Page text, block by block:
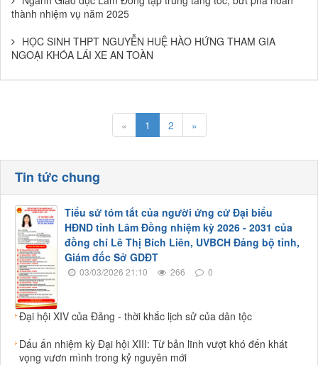
thành nhiệm vụ năm 2025
HỌC SINH THPT NGUYỄN HUỆ HÀO HỨNG THAM GIA
NGOẠI KHÓA LÁI XE AN TOÀN
« 1 2 »
Tin tức chung
Tiểu sử tóm tắt của người ứng cử Đại biểu
HĐND tỉnh Lâm Đồng nhiệm kỳ 2026 - 2031 của
đồng chí Lê Thị Bích Liên, UVBCH Đảng bộ tỉnh,
Giám đốc Sở GDĐT
03/03/2026 21:10 266 0
Đại hội XIV của Đảng - thời khắc lịch sử của dân tộc
Dấu ấn nhiệm kỳ Đại hội XIII: Từ bản lĩnh vượt khó đến khát
vọng vươn mình trong kỷ nguyên mới